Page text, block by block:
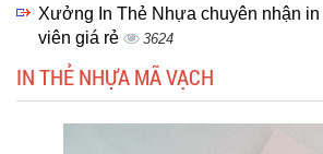
Xưởng In Thẻ Nhựa chuyên nhận
viên giá rẻ
3624
IN THẺ NHỰA MÃ VẠCH